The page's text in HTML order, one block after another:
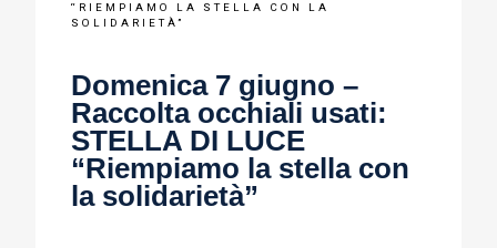
“RIEMPIAMO LA STELLA CON LA
SOLIDARIETÀ”
Domenica 7 giugno –
Raccolta occhiali usati:
STELLA DI LUCE
“Riempiamo la stella con
la solidarietà”